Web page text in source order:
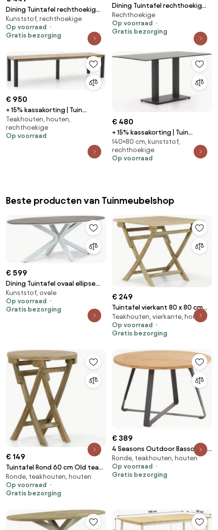
Dining Tuintafel rechthoekig
180 x 90 cm Grijs Mateo
Kunststof, rechthoekige
Op voorraad
Gratis bezorging
Dining Tuintafel rechthoekig
220 x 90 cm Grijs Madras
Rechthoekige
Op voorraad
Gratis bezorging
€ 950
+ 15% kassakorting | Tuin
eettafel ROUGH | Rechthoekig |
Tuintafel Teakhout | 300x90cm
| 8 personen | Kees Smit
Teakhouten, houten,
rechthoekige
Op voorraad
€ 480
+ 15% kassakorting | Tuin
eettafel Forza | Rechthoekig |
Tuintafel Kunststof | 140x80cm
| 4 personen | Kees Smit
140×80 cm, kunststof,
rechthoekige
Op voorraad
Beste producten van Tuinmeubelshop
€ 599
Dining Tuintafel ovaal ellipse
220 x 115 cm Grijs Panama
Kunststof, ovale
Op voorraad
Gratis bezorging
€ 249
Tuintafel vierkant 80 x 80 cm
Old teak greywash Derby
inklapbare
Teakhouten, vierkante, houten
Op voorraad
Gratis bezorging
€ 149
Tuintafel Rond 60 cm Old teak
greywash Derby inklapbare
Ronde, teakhouten, houten
Op voorraad
Gratis bezorging
€ 389
4 Seasons Outdoor Basso Teak
Tuintafel Grijs
Ronde, teakhouten, houten
Op voorraad
Gratis bezorging